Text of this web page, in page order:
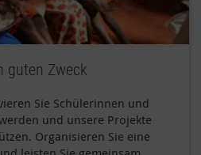
guten Zweck
Sie Schülerinnen und
und unsere Projekte
Organisieren Sie eine